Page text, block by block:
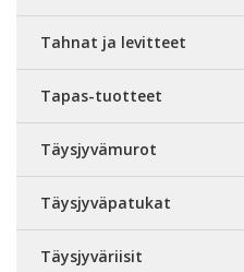
Tahnat ja levitteet
Tapas-tuotteet
Täysjyvämurot
Täysjyväpatukat
Täysjyväriisit